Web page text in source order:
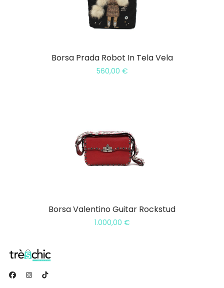
Borsa Prada Robot In Tela Vela
560,00 €
Borsa Valentino Guitar Rockstud
1.000,00 €